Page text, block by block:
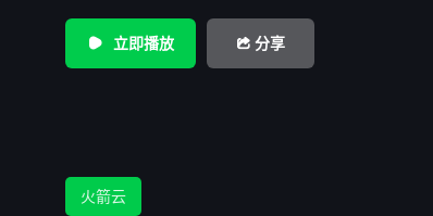
立即播放 分享
火箭云